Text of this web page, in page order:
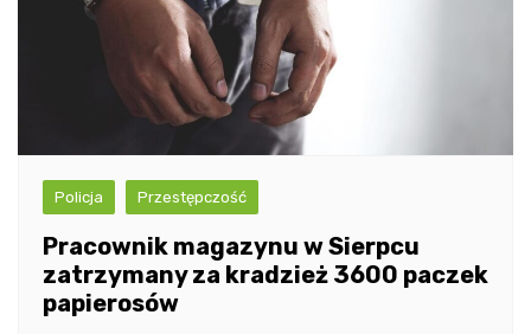
Policja Przestępczość
Pracownik magazynu w Sierpcu
zatrzymany za kradzież 3600 paczek
papierosów